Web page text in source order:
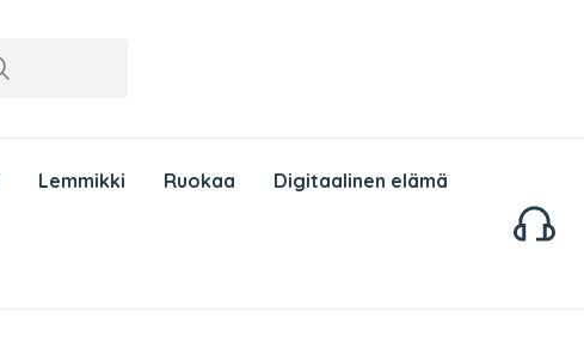
Lemmikki Ruokaa Digitaalinen elämä